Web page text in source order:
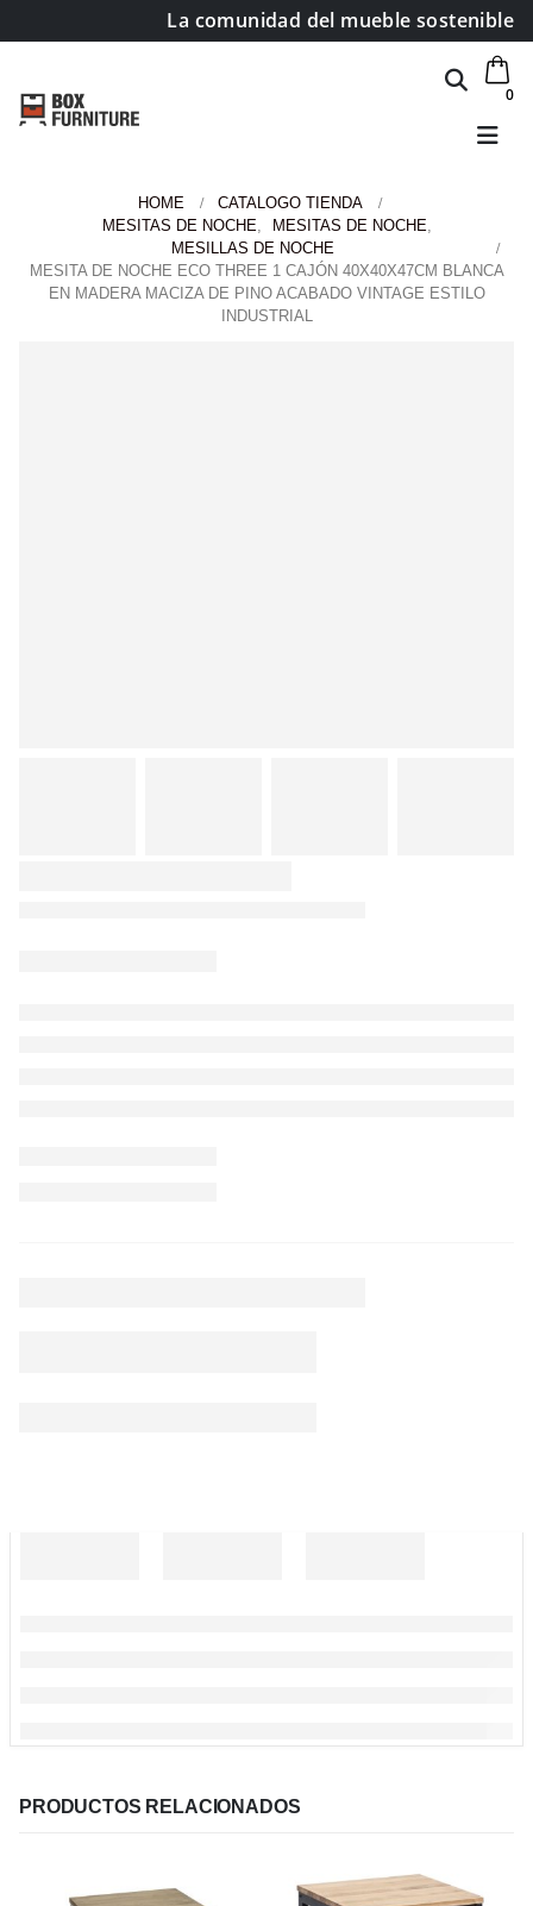
La comunidad del mueble sostenible
0
HOME
CATALOGO TIENDA
MESITAS DE NOCHE, MESITAS DE NOCHE,
MESILLAS DE NOCHE
MESITA DE NOCHE ECO THREE 1 CAJÓN 40X40X47CM BLANCA
EN MADERA MACIZA DE PINO ACABADO VINTAGE ESTILO
INDUSTRIAL
PRODUCTOS RELACIONADOS